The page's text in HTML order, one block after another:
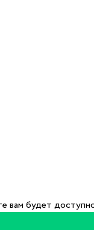
вам будет